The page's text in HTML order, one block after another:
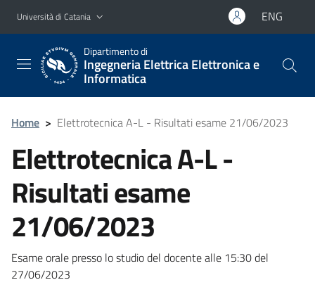
Vai al contenuto principale
Vai al menu di navigazione
Università di Catania ENG
Dipartimento di
Ingegneria Elettrica Elettronica e
Informatica
Home > Elettrotecnica A-L - Risultati esame 21/06/2023
Elettrotecnica A-L -
Risultati esame
21/06/2023
Esame orale presso lo studio del docente alle 15:30 del
27/06/2023